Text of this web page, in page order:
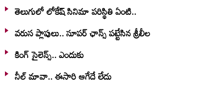
తెలుగులో లోకేష్ సినిమా పరిస్థితి ఏంటి..
వరుస ప్లాపులు.. సూపర్ ఛాన్స్ పట్టేసిన శ్రీలీల
కింగ్ సైలెన్స్.. ఎందుకు
నీల్ మావా.. ఈసారి ఆగేదే లేదు